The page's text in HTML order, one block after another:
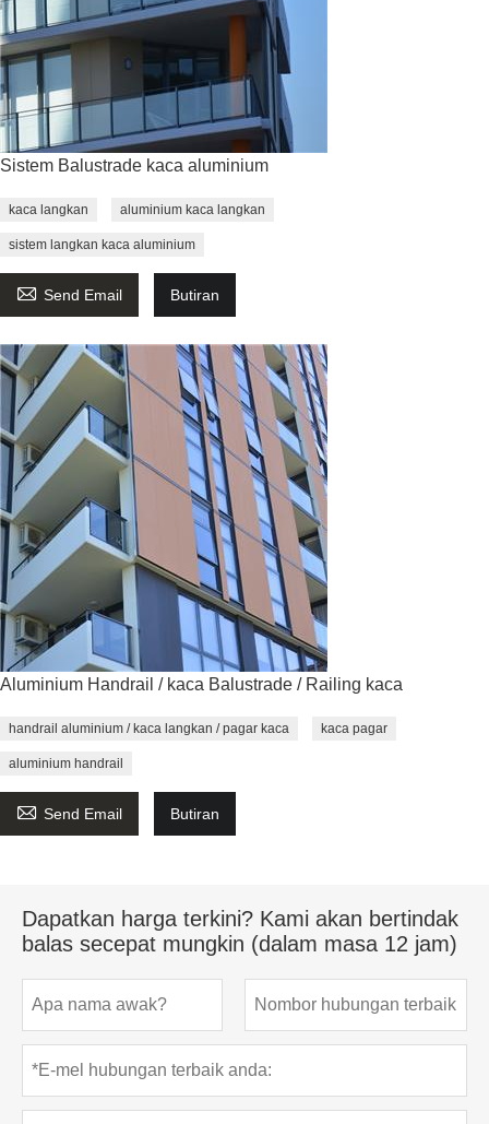
Sistem Balustrade kaca aluminium
kaca langkan aluminium kaca langkan
sistem langkan kaca aluminium
 Send Email Butiran
Aluminium Handrail / kaca Balustrade / Railing kaca
handrail aluminium / kaca langkan / pagar kaca kaca pagar
aluminium handrail
 Send Email Butiran
Dapatkan harga terkini? Kami akan bertindak
balas secepat mungkin (dalam masa 12 jam)